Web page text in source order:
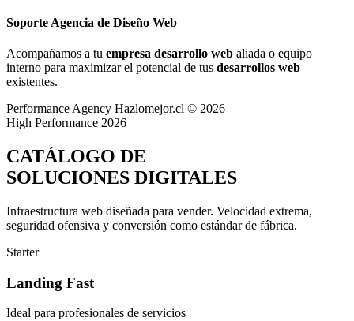
Soporte Agencia de Diseño Web
Acompañamos a tu empresa desarrollo web aliada o equipo
interno para maximizar el potencial de tus desarrollos web
existentes.
Performance Agency Hazlomejor.cl © 2026
High Performance 2026
CATÁLOGO DE
SOLUCIONES DIGITALES
Infraestructura web diseñada para vender. Velocidad extrema,
seguridad ofensiva y conversión como estándar de fábrica.
Starter
Landing Fast
Ideal para profesionales de servicios